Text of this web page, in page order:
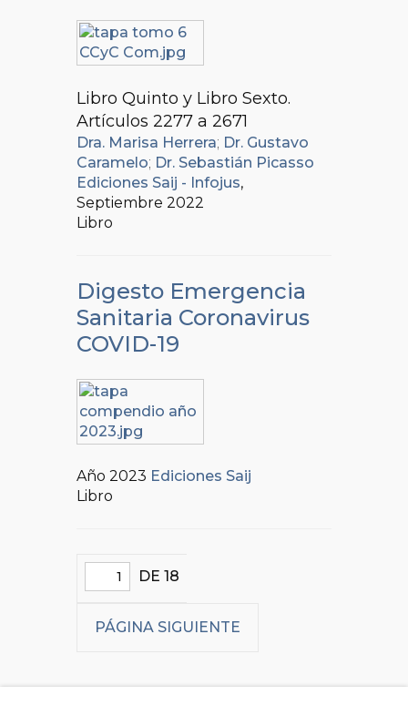
Libro Quinto y Libro Sexto.
Artículos 2277 a 2671
Dra. Marisa Herrera; Dr. Gustavo
Caramelo; Dr. Sebastián Picasso
Ediciones Saij - Infojus,
Septiembre 2022
Libro
Digesto Emergencia
Sanitaria Coronavirus
COVID-19
Año 2023 Ediciones Saij
Libro
DE 18
PÁGINA SIGUIENTE